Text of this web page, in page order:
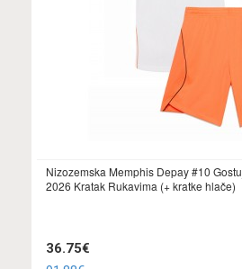
Nizozemska Memphis Depay #10
2026 Kratak Rukavima (+ kratke hlače)
36.75€